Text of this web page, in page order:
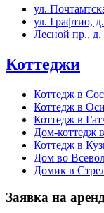
ул.
ул. Графтио,
Лесной пр., д.
Коттеджи
Коттедж в
Коттедж в
Коттедж в
Дом-коттедж
Коттедж в
Дом во
Домик в
Заявка на